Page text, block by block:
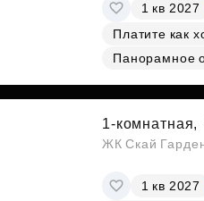
1 кв 2027
Платите как
Панорамное
1-комнатная,
ЖК Скай
1 кв 2027